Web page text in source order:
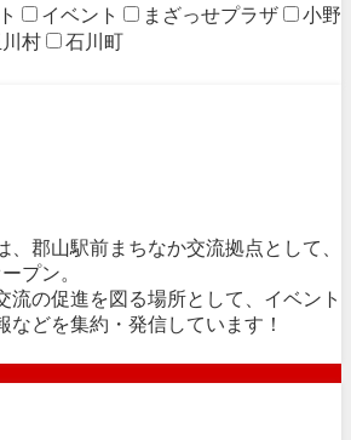
イベント まざっせプラザ
小野
村 石川町
、郡山駅前まちなか交流拠点として、
プン。
流の促進を図る場所として、イベント
などを集約・発信しています！